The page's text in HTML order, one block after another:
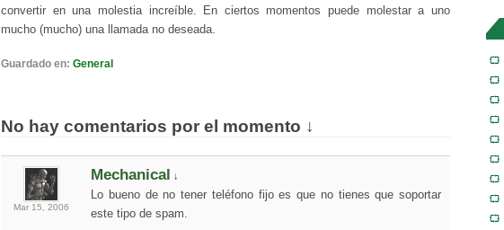
convertir en una molestia increíble. En ciertos momentos puede molestar a uno
mucho (mucho) una llamada no deseada.
Guardado en: General
No hay comentarios por el momento ↓
Mar 15, 2006
Mechanical ↓
Lo bueno de no tener teléfono fijo es que no tienes que soportar
este tipo de spam.